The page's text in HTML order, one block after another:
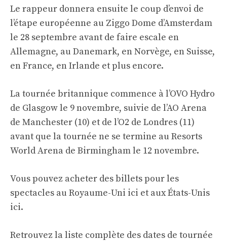
Le rappeur donnera ensuite le coup d’envoi de
l’étape européenne au Ziggo Dome d’Amsterdam
le 28 septembre avant de faire escale en
Allemagne, au Danemark, en Norvège, en Suisse,
en France, en Irlande et plus encore.
La tournée britannique commence à l’OVO Hydro
de Glasgow le 9 novembre, suivie de l’AO Arena
de Manchester (10) et de l’O2 de Londres (11)
avant que la tournée ne se termine au Resorts
World Arena de Birmingham le 12 novembre.
Vous pouvez acheter des billets pour les
spectacles au Royaume-Uni ici et aux États-Unis
ici.
Retrouvez la liste complète des dates de tournée